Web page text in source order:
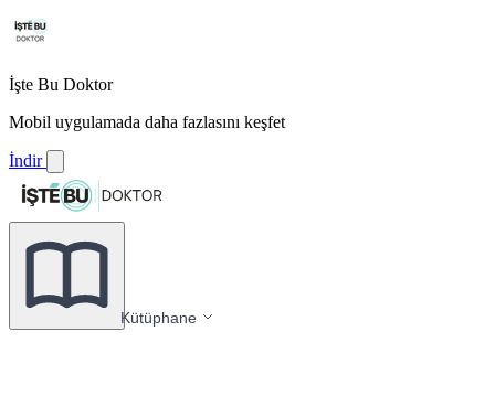
İşte Bu Doktor
Mobil uygulamada daha fazlasını keşfet
İndir
Kütüphane